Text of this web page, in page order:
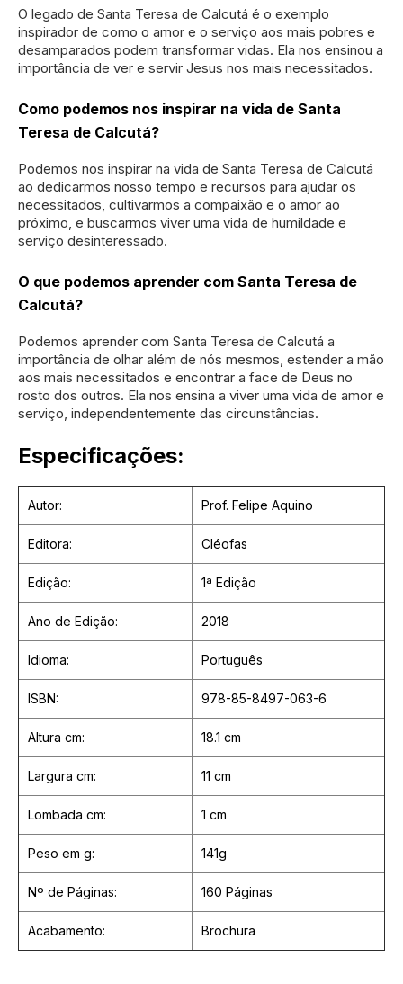
O legado de Santa Teresa de Calcutá é o exemplo
inspirador de como o amor e o serviço aos mais pobres e
desamparados podem transformar vidas. Ela nos ensinou a
importância de ver e servir Jesus nos mais necessitados.
Como podemos nos inspirar na vida de Santa
Teresa de Calcutá?
Podemos nos inspirar na vida de Santa Teresa de Calcutá
ao dedicarmos nosso tempo e recursos para ajudar os
necessitados, cultivarmos a compaixão e o amor ao
próximo, e buscarmos viver uma vida de humildade e
serviço desinteressado.
O que podemos aprender com Santa Teresa de
Calcutá?
Podemos aprender com Santa Teresa de Calcutá a
importância de olhar além de nós mesmos, estender a mão
aos mais necessitados e encontrar a face de Deus no
rosto dos outros. Ela nos ensina a viver uma vida de amor e
serviço, independentemente das circunstâncias.
Especificações:
Autor: Prof. Felipe Aquino
Editora: Cléofas
Edição: 1ª Edição
Ano de Edição: 2018
Idioma: Português
ISBN: 978-85-8497-063-6
Altura cm: 18.1 cm
Largura cm: 11 cm
Lombada cm: 1 cm
Peso em g: 141g
Nº de Páginas: 160 Páginas
Acabamento: Brochura